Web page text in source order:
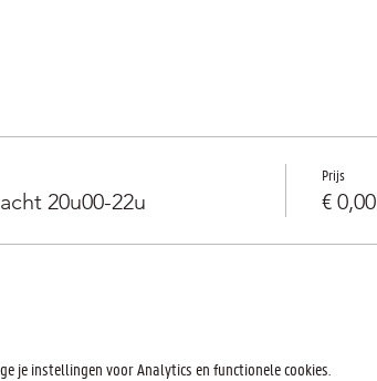
20u00-22u
Prijs
€ 0,00
je instellingen voor Analytics en functionele cookies.